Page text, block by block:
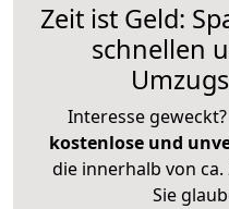
Zeit ist Geld:
schnellen
Interesse geweckt?
kostenlose und
die innerhalb von
Sie